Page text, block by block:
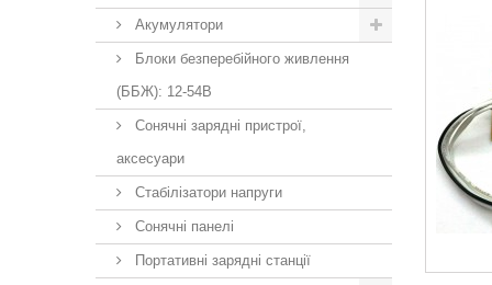
Акумулятори
Блоки безперебійного живлення
(ББЖ): 12-54В
Сонячні зарядні пристрої,
аксесуари
Стабілізатори напруги
Сонячні панелі
Портативні зарядні станції